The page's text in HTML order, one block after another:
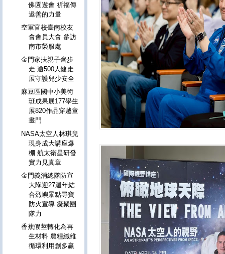
佛園遊會 祈福傳
遞善的力量
空軍官校臺南校友
會會員大會 參訪
南市榮服處
金門家扶親子齊步
走 逾500人健走
展守護兒少安全
麻豆區國中小美術
班成果展177學生
展820作品穿越童
畫門
NASA太空人林琪兒
現身成大講座爆
棚 航太衛星研發
實力見真章
金門義消總隊防宣
大隊迎27週年結
合烈嶼景點尋寶
防火宣導 凝聚團
隊力
香蕉假莖轉化為再
生材料 農糧纖維
循環利用創多贏